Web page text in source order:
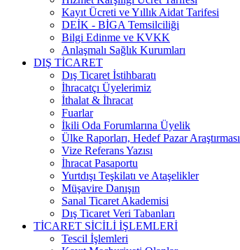
Kayıt Ücreti ve Yıllık Aidat Tarifesi
DEİK - BİGA Temsilciliği
Bilgi Edinme ve KVKK
Anlaşmalı Sağlık Kurumları
DIŞ TİCARET
Dış Ticaret İstihbaratı
İhracatçı Üyelerimiz
İthalat & İhracat
Fuarlar
İkili Oda Forumlarına Üyelik
Ülke Raporları, Hedef Pazar Araştırması
Vize Referans Yazısı
İhracat Pasaportu
Yurtdışı Teşkilatı ve Ataşelikler
Müşavire Danışın
Sanal Ticaret Akademisi
Dış Ticaret Veri Tabanları
TİCARET SİCİLİ İŞLEMLERİ
Tescil İşlemleri